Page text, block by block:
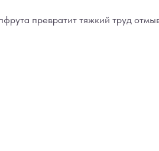
превратит тяжкий труд